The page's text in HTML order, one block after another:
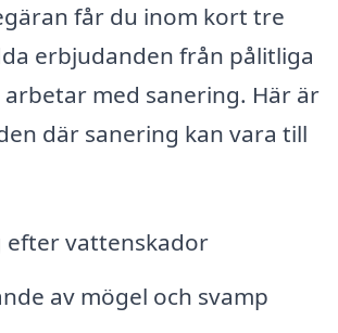
får du inom kort tre
erbjudanden från pålitliga
med sanering. Här är
där sanering kan vara till
efter vattenskador
av mögel och svamp